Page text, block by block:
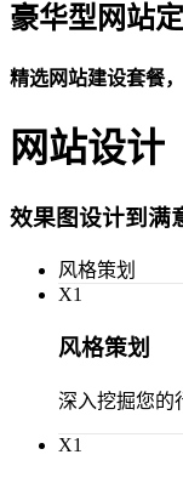
豪华型网站
精选网站建设套餐
网站设计
效果图设计到满
风格策划
X1
风格策划
深入挖掘您的
X1